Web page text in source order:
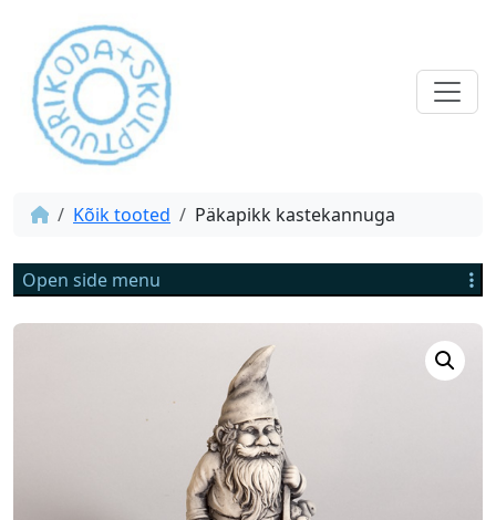
Kõik tooted Päkapikk kastekannuga
Open side menu